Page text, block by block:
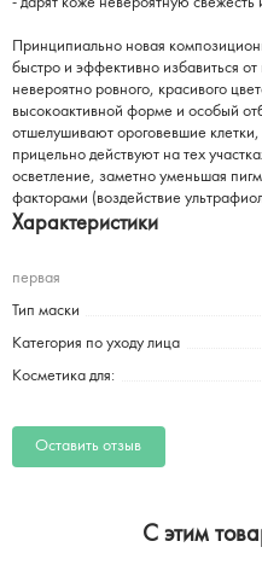
Принципиально новая
быстро и эффективно избавиться
невероятно ровного, красивого
высокоактивной форме и особый
отшелушивают ороговевшие
прицельно действуют на тех
осветление, заметно уменьшая
факторами (воздействие
Характеристики
первая
Тип маски
Категория по уходу лица
Косметика для:
Оставить отзыв
C этим